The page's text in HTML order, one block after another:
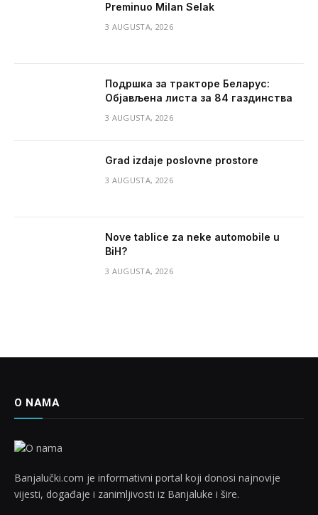
Preminuo Milan Selak
3 AUGUSTA, 2026
Подршка за тракторе Беларус:
Објављена листа за 84 газдинства
3 AUGUSTA, 2026
Grad izdaje poslovne prostore
3 AUGUSTA, 2026
Nove tablice za neke automobile u
BiH?
3 AUGUSTA, 2026
O NAMA
Banjalučki.com je informativni portal koji donosi najnovije
vijesti, događaje i zanimljivosti iz Banjaluke i šire.